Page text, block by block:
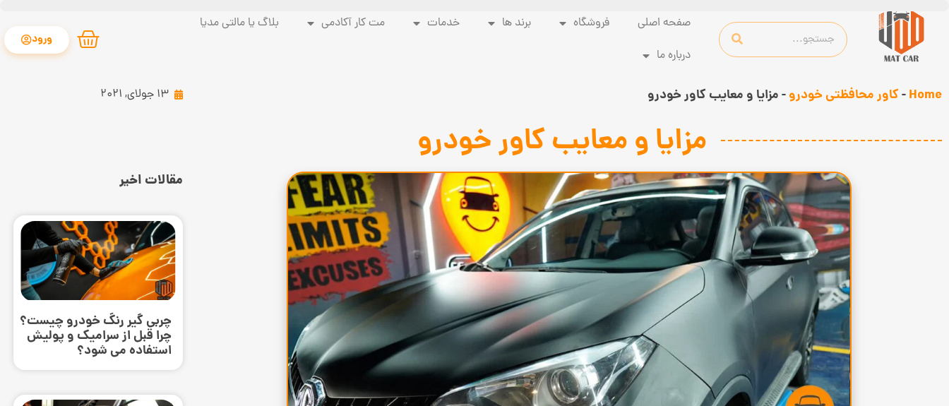
صفحه اصلی فروشگاه برند ها خدمات مت کار آکادمی
بلاگ یا مالتی مدیا
درباره ما
ورود
Home
-کاور محافظتی خودرو-مزایا و معایب کاور خودرو 13 جولای, 2021
مزایا و معایب کاور خودرو
مقالات اخیر
چربی گیر رنگ خودرو چیست؟
چرا قبل از سرامیک و پولیش
استفاده می ‌شود؟